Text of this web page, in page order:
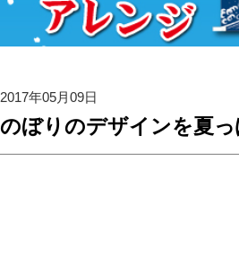
2017年05月09日
のぼりのデザインを夏